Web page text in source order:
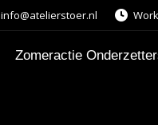
info@atelierstoer.nl
Zomeractie